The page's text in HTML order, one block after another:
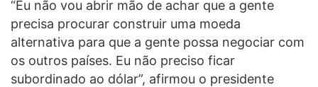
“Eu não vou abrir mão de achar que a gente
precisa procurar construir uma moeda
alternativa para que a gente possa negociar com
os outros países. Eu não preciso ficar
subordinado ao dólar”, afirmou o presidente